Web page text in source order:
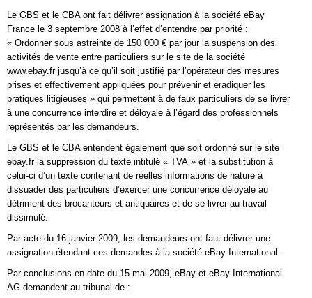
Le GBS et le CBA ont fait délivrer assignation à la société eBay
France le 3 septembre 2008 à l’effet d’entendre par priorité :
« Ordonner sous astreinte de 150 000 € par jour la suspension des
activités de vente entre particuliers sur le site de la société
www.ebay.fr jusqu’à ce qu’il soit justifié par l’opérateur des mesures
prises et effectivement appliquées pour prévenir et éradiquer les
pratiques litigieuses » qui permettent à de faux particuliers de se livrer
à une concurrence interdire et déloyale à l’égard des professionnels
représentés par les demandeurs.
Le GBS et le CBA entendent également que soit ordonné sur le site
ebay.fr la suppression du texte intitulé « TVA » et la substitution à
celui-ci d’un texte contenant de réelles informations de nature à
dissuader des particuliers d’exercer une concurrence déloyale au
détriment des brocanteurs et antiquaires et de se livrer au travail
dissimulé.
Par acte du 16 janvier 2009, les demandeurs ont faut délivrer une
assignation étendant ces demandes à la société eBay International.
Par conclusions en date du 15 mai 2009, eBay et eBay International
AG demandent au tribunal de :